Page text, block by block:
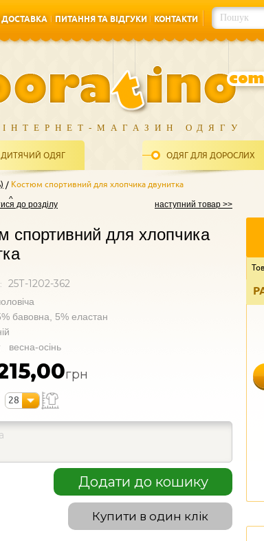
ПИТАННЯ ТА ВІДГУКИ
КОНТАКТИ
ІНТЕРНЕТ-МАГАЗИН ОДЯГУ
ДИТЯЧИЙ ОДЯГ ОДЯГ ДЛЯ ДОРОСЛИХ
Костюм спортивний для хлопчика двунитка
наступний товар >>
до розділу
спортивний для хлопчика
25Т-1202-362
бавовна, 5% еластан
весна-осінь
грн
28
Додати до кошику
Купити в один клік